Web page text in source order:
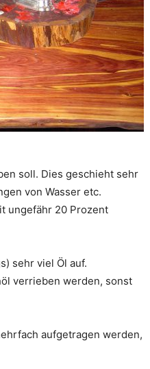
soll. Dies geschieht sehr
von Wasser etc.
ungefähr 20 Prozent
sehr viel Öl auf.
verrieben werden, sonst
aufgetragen werden,